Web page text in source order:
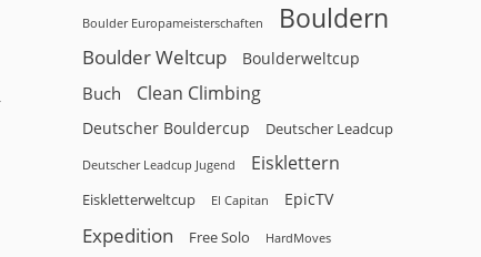
Boulder Europameisterschaften Bouldern
Boulder Weltcup Boulderweltcup
Buch Clean Climbing
Deutscher Bouldercup Deutscher Leadcup
Deutscher Leadcup Jugend Eisklettern
Eiskletterweltcup El Capitan EpicTV
Expedition Free Solo HardMoves